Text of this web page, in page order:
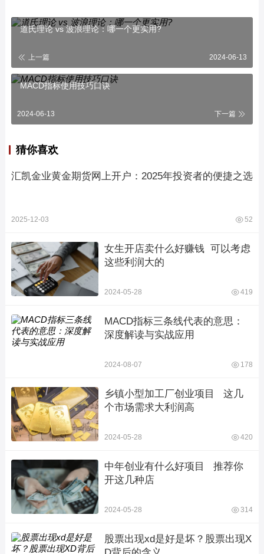
道氏理论 vs 波浪理论：哪一个更实用?
上一篇 2024-06-13
MACD指标使用技巧口诀
2024-06-13 下一篇
猜你喜欢
汇凯金业黄金期货网上开户：2025年投资者的便捷之选
2025-12-03 52
女生开店卖什么好赚钱  可以考虑
这些利润大的
2024-05-28 419
MACD指标三条线代表的意思：
深度解读与实战应用
2024-08-07 178
乡镇小型加工厂创业项目   这几
个市场需求大利润高
2024-05-28 420
中年创业有什么好项目   推荐你
开这几种店
2024-05-28 314
股票出现xd是好是坏？股票出现X